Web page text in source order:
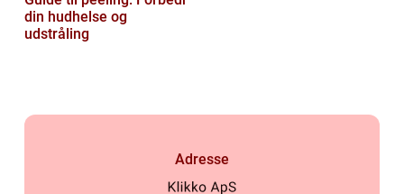
din hudhelse og
udstråling
Adresse